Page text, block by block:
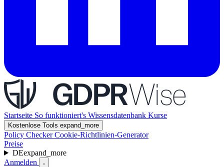
Startseite So funktioniert's Wissensdatenbank Kurse
Kostenlose Tools expand_more
Policy CheckerCookie-Richtlinien-Generator
Preise
DEexpand_more
Anmelden